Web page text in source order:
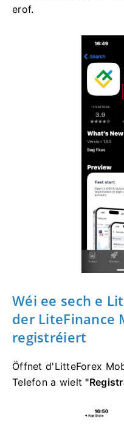
erof.
Wéi ee sech e
der LiteFinance
registréiert
Öffnet d'LitteForex
Telefon a wielt